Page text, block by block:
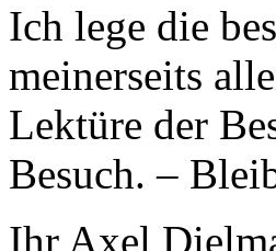
Ich lege die
meinerseits
Lektüre der
Besuch. –
Ihr Axel